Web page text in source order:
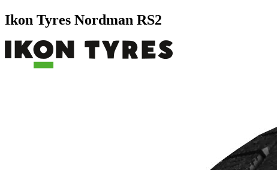
Ikon Tyres Nordman RS2